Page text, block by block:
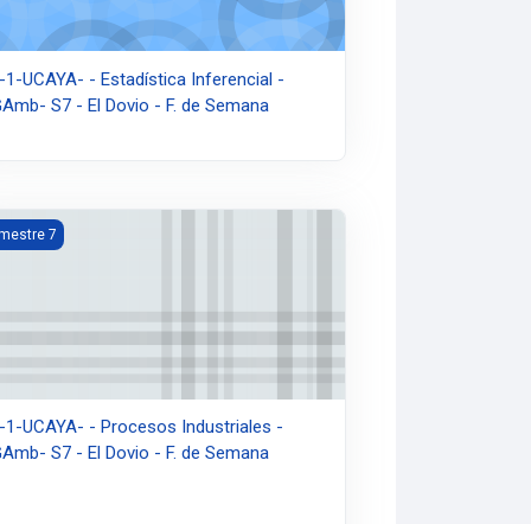
1-UCAYA- - Estadística Inferencial -
S7 - El Dovio - F. de Semana
UCAYA- - Procesos Industriales - TGAmb- S7 - El Dovio - F. de
7
1-UCAYA- - Procesos Industriales -
S7 - El Dovio - F. de Semana